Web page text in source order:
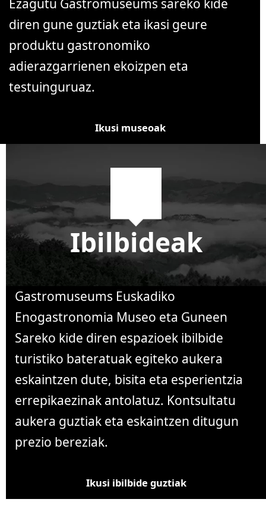
Ezagutu Gastromuseums sareko kide
diren gune guztiak eta ikasi geure
produktu gastronomiko
adierazgarrienen ekoizpen eta
testuinguruaz.
Ikusi museoak
Ibilbideak
Gastromuseums Euskadiko
Enogastronomia Museo eta Guneen
Sareko kide diren espazioek ibilbide
turistiko bateratuak egiteko aukera
eskaintzen dute, bisita eta esperientzia
errepikaezinak antolatuz. Kontsultatu
aukera guztiak eta eskaintzen ditugun
prezio bereziak.
Ikusi ibilbide guztiak